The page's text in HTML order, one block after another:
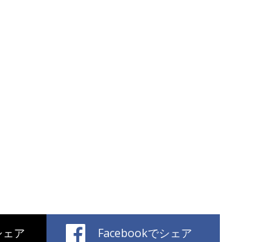
ア Facebookでシェア